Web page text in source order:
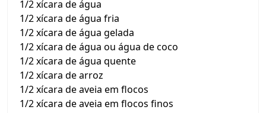
1/2 xícara de água
1/2 xícara de água fria
1/2 xícara de água gelada
1/2 xícara de água ou água de coco
1/2 xícara de água quente
1/2 xícara de arroz
1/2 xícara de aveia em flocos
1/2 xícara de aveia em flocos finos